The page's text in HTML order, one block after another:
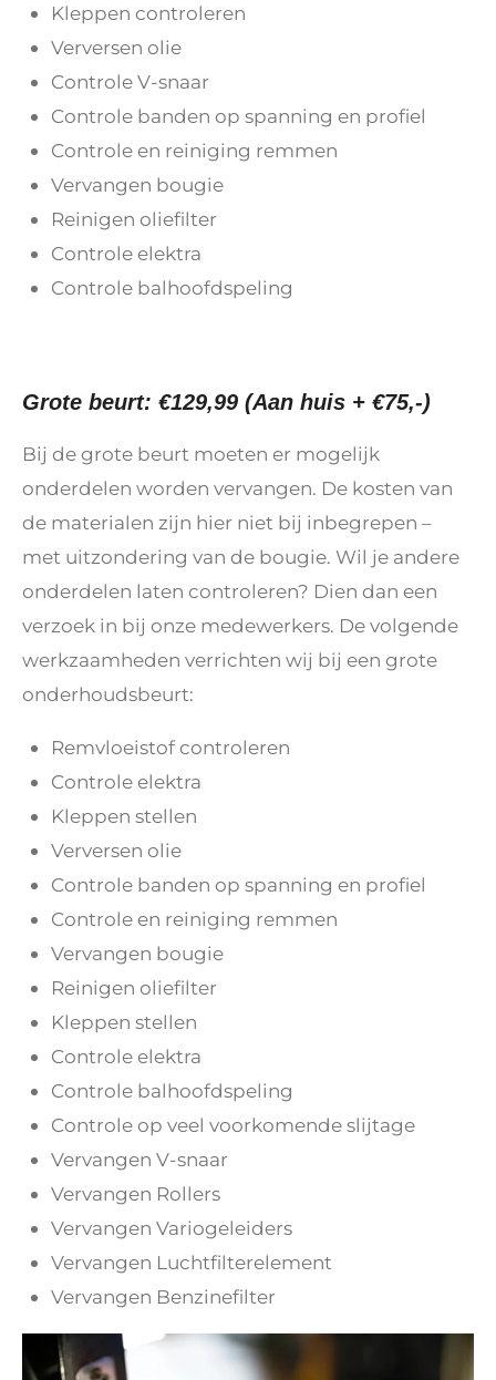
Kleppen controleren
Verversen olie
Controle V-snaar
Controle banden op spanning en profiel
Controle en reiniging remmen
Vervangen bougie
Reinigen oliefilter
Controle elektra
Controle balhoofdspeling
Grote beurt: €129,99 (Aan huis + €75,-)
Bij de grote beurt moeten er mogelijk
onderdelen worden vervangen. De kosten van
de materialen zijn hier niet bij inbegrepen –
met uitzondering van de bougie. Wil je andere
onderdelen laten controleren? Dien dan een
verzoek in bij onze medewerkers. De volgende
werkzaamheden verrichten wij bij een grote
onderhoudsbeurt:
Remvloeistof controleren
Controle elektra
Kleppen stellen
Verversen olie
Controle banden op spanning en profiel
Controle en reiniging remmen
Vervangen bougie
Reinigen oliefilter
Kleppen stellen
Controle elektra
Controle balhoofdspeling
Controle op veel voorkomende slijtage
Vervangen V-snaar
Vervangen Rollers
Vervangen Variogeleiders
Vervangen Luchtfilterelement
Vervangen Benzinefilter